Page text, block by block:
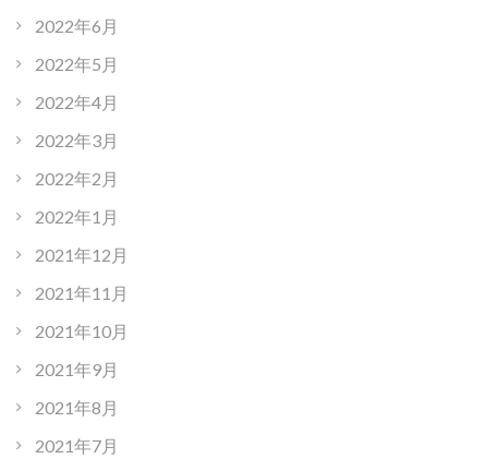
2022年6月
2022年5月
2022年4月
2022年3月
2022年2月
2022年1月
2021年12月
2021年11月
2021年10月
2021年9月
2021年8月
2021年7月